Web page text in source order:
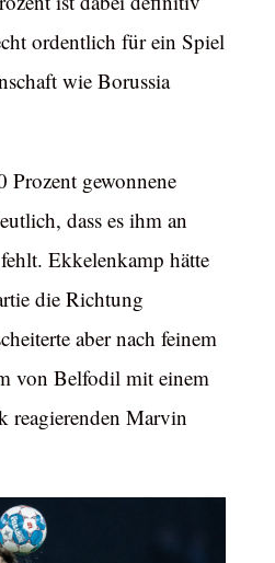
ordentlich für ein Spiel
wie Borussia
gewonnene
dass es ihm an
Ekkelenkamp hätte
die Richtung
aber nach feinem
von Belfodil mit einem
reagierenden Marvin